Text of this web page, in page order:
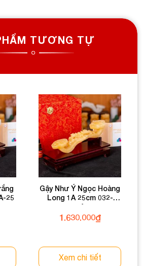
TƯƠNG TỰ
25
Gậy Như Ý Ngọc Hoàng
Long 1A 25cm 032-
0491A-25
1.630.000₫
Xem chi tiết